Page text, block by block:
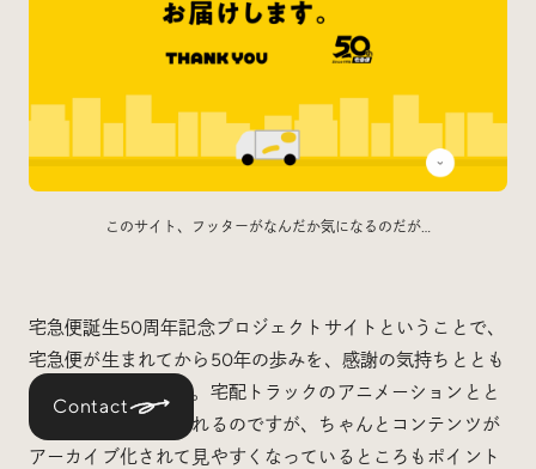
Contact
このサイト、フッターがなんだか気になるのだが…
宅急便誕生50周年記念プロジェクトサイトということで、
宅急便が生まれてから50年の歩みを、感謝の気持ちととも
に紹介してくれます。宅配トラックのアニメーションとと
もに歴史を教えてくれるのですが、ちゃんとコンテンツが
アーカイブ化されて見やすくなっているところもポイント